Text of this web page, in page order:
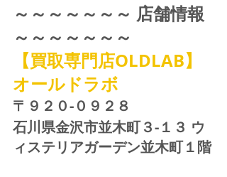
～～～～～～～ 店舗情報
～～～～～～～
【買取専門店OLDLAB】
オールドラボ
〒９２０-０９２８
石川県金沢市並木町３-１３ ウ
ィステリアガーデン並木町１階